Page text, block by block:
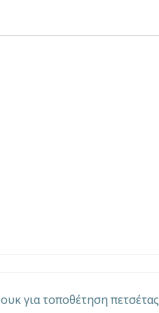
για τοποθέτηση πετσέτας